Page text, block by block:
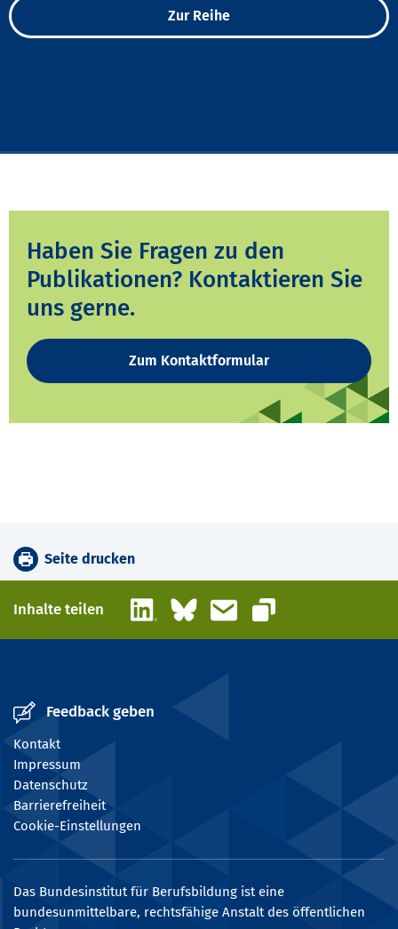
Zur Reihe
Haben Sie Fragen zu den
Publikationen? Kontaktieren Sie
uns gerne.
Zum Kontaktformular
Seite drucken
Inhalte teilen LinkedInBlueskyE-Mail
Link kopieren
Feedback geben
Kontakt
Impressum
Datenschutz
Barrierefreiheit
Cookie-Einstellungen
Das Bundesinstitut für Berufsbildung ist eine
bundesunmittelbare, rechtsfähige Anstalt des öffentlichen